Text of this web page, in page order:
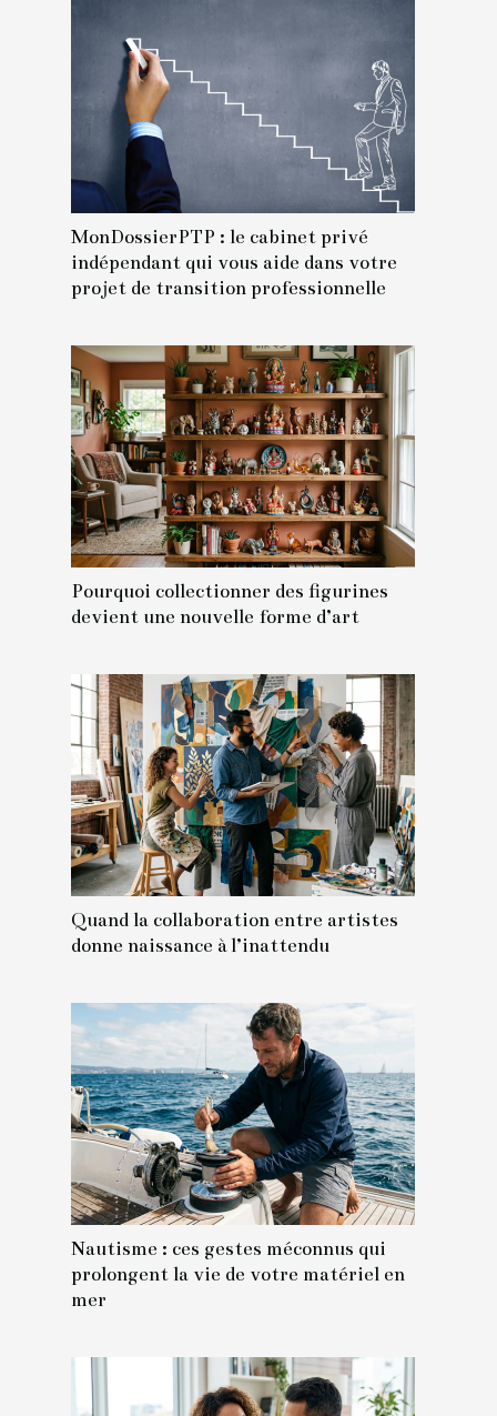
MonDossierPTP : le cabinet privé
indépendant qui vous aide dans votre
projet de transition professionnelle
Pourquoi collectionner des figurines
devient une nouvelle forme d’art
Quand la collaboration entre artistes
donne naissance à l’inattendu
Nautisme : ces gestes méconnus qui
prolongent la vie de votre matériel en
mer